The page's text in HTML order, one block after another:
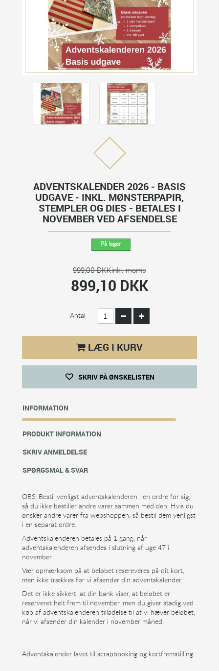
ADVENTSKALENDER 2026 - BASIS
UDGAVE - INKL. MØNSTERPAPIR,
STEMPLER OG DIES - BETALES I
NOVEMBER VED AFSENDELSE
På lager
999,00 DKKinkl. moms
899,10 DKK
Antal
LÆG I KURV
SKRIV PÅ ØNSKELISTEN
INFORMATION
PRODUKT INFORMATION
SKRIV ANMELDELSE
SPØRGSMÅL & SVAR
OBS: Bestil venligst adventskalenderen i en ordre for sig,
så du ikke bestiller andre varer sammen med den. Hvis du
ønsker andre varer fra webshoppen, så bestil dem venligst
i en separat ordre.
Adventskalenderen betales på 1 gang, når
adventskalenderen afsendes i slutning af uge 47 i
november.
Vær opmærksom på at beløbet resereveres på dit kort,
men ikke trækkes før vi afsender din adventskalender.
Det er ikke sikkert, at din bank viser, at beløbet er
reserveret helt frem til november, men du giver stadig ved
køb af adventskalenderen tilladelse til at vi hæver beløbet,
når vi afsender din kalender i november måned.
Adventskalender lavet til scrapbooking og kortfremstilling